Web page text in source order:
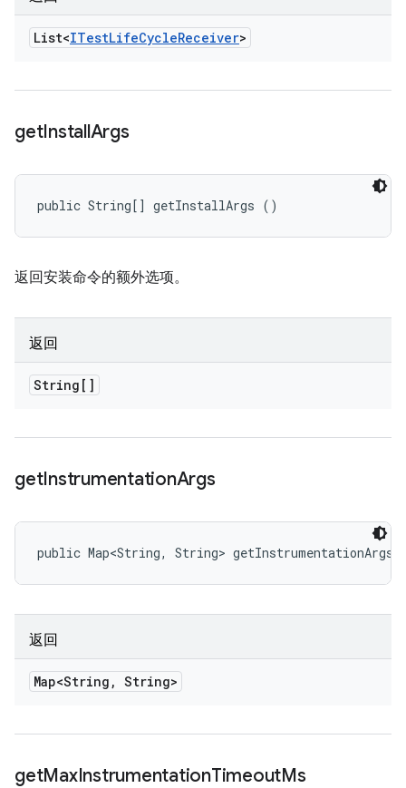
List<ITestLifeCycleReceiver>
getInstallArgs
public String[] getInstallArgs ()
返回安装命令的额外选项。
返回
String[]
getInstrumentationArgs
public Map<String, String> getInstrumentationArgs
返回
Map<String , String>
getMaxInstrumentationTimeoutMs